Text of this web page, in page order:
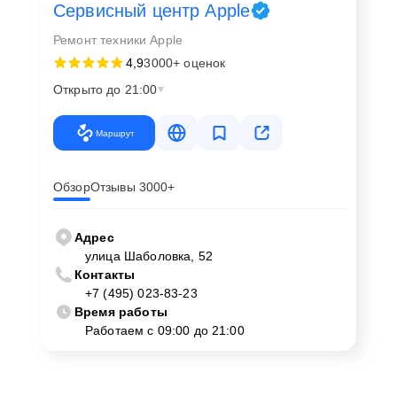
Сервисный центр Apple
Ремонт техники Apple
4,93000+ оценок
Открыто до 21:00
Маршрут
ОбзорОтзывы 3000+
Адрес
улица Шаболовка, 52
Контакты
+7 (495) 023-83-23
Время работы
Работаем с 09:00 до 21:00